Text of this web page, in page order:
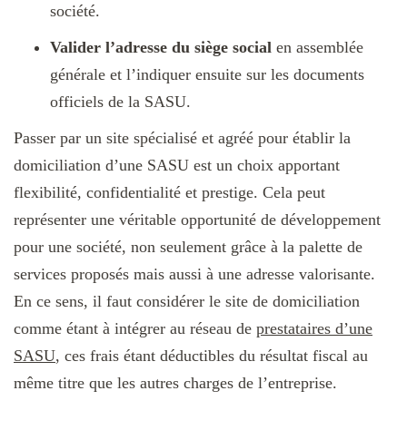
société.
Valider l’adresse du siège social en assemblée
générale et l’indiquer ensuite sur les documents
officiels de la SASU.
Passer par un site spécialisé et agréé pour établir la
domiciliation d’une SASU est un choix apportant
flexibilité, confidentialité et prestige. Cela peut
représenter une véritable opportunité de développement
pour une société, non seulement grâce à la palette de
services proposés mais aussi à une adresse valorisante.
En ce sens, il faut considérer le site de domiciliation
comme étant à intégrer au réseau de prestataires d’une
SASU, ces frais étant déductibles du résultat fiscal au
même titre que les autres charges de l’entreprise.